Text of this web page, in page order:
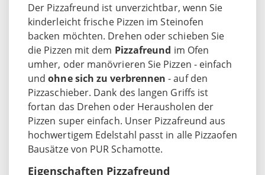
Der Pizzafreund ist unverzichtbar, wenn Sie
kinderleicht frische Pizzen im Steinofen
backen möchten. Drehen oder schieben Sie
die Pizzen mit dem Pizzafreund im Ofen
umher, oder manövrieren Sie Pizzen - einfach
undohne sich zu verbrennen - auf den
Pizzaschieber. Dank des langen Griffs ist
fortan das Drehen oder Herausholen der
Pizzen super einfach. Unser Pizzafreund aus
hochwertigem Edelstahl passt in alle Pizzaofen
Bausätze von PUR Schamotte.
Eigenschaften Pizzafreund